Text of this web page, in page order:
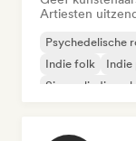
Artiesten
Psychedelische
Indie folk
Indie
Singer-